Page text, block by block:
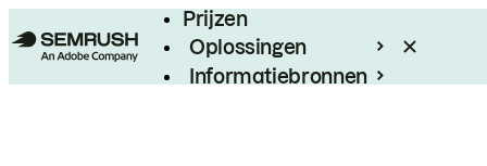
Prijzen
Oplossingen
Informatiebronnen